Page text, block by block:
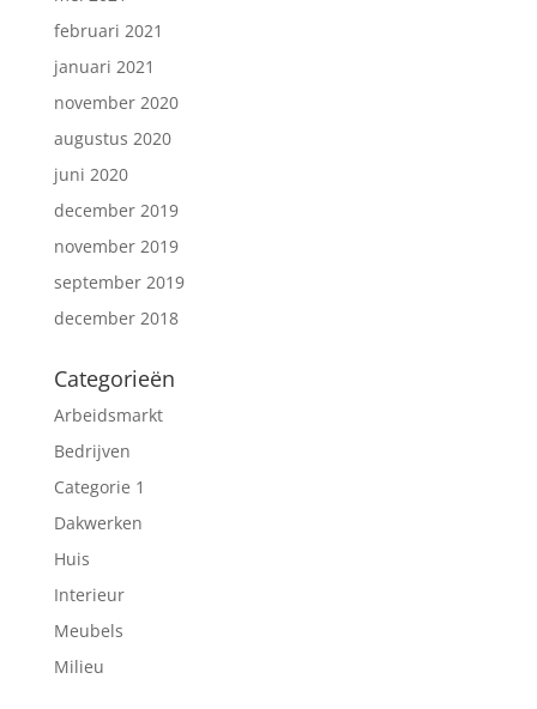
februari 2021
januari 2021
november 2020
augustus 2020
juni 2020
december 2019
november 2019
september 2019
december 2018
Categorieën
Arbeidsmarkt
Bedrijven
Categorie 1
Dakwerken
Huis
Interieur
Meubels
Milieu